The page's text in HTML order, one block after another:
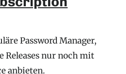
Password Manager,
nur noch mit
anbieten.